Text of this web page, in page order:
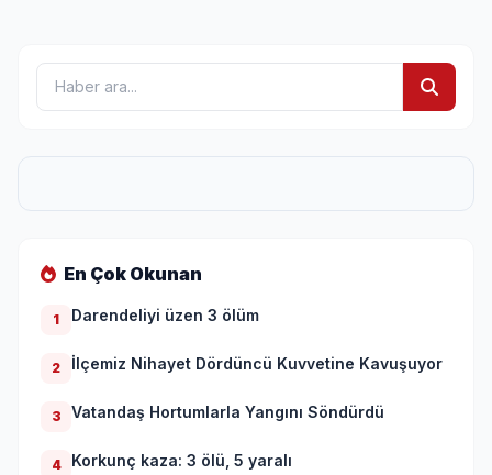
En Çok Okunan
1 Darendeliyi üzen 3 ölüm
2 İlçemiz Nihayet Dördüncü Kuvvetine Kavuşuyor
3 Vatandaş Hortumlarla Yangını Söndürdü
4 Korkunç kaza: 3 ölü, 5 yaralı